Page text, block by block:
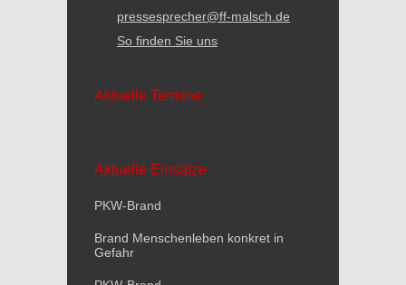
pressesprecher@ff-malsch.de
So finden Sie uns
Aktuelle Termine
Aktuelle Einsätze
PKW-Brand
Brand Menschenleben konkret in
Gefahr